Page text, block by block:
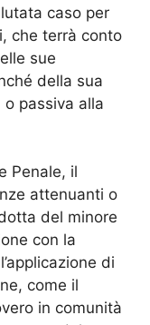
caso per
che terrà conto
sue
della sua
passiva alla
Penale, il
attenuanti o
del minore
con la
di
come il
in comunità